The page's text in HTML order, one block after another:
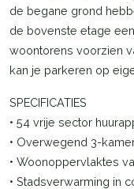
de begane grond
de bovenste etage
woontorens voorzien
kan je parkeren op
SPECIFICATIES
• 54 vrije sector
• Overwegend 3-
• Woonoppervlaktes
• Stadsverwarming in